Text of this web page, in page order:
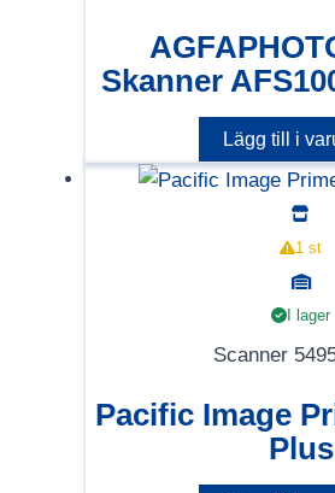
Skanner
Lägg till i
1 st
I lager
Scanner
Pacific Image
Plus